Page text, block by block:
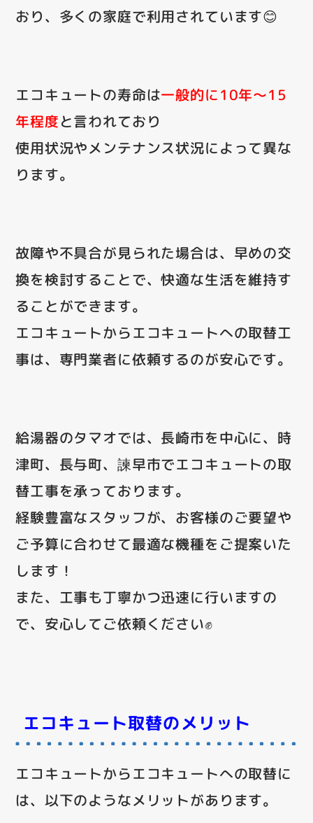
おり、多くの家庭で利用されています😊
エコキュートの寿命は一般的に10年～15
年程度と言われており
使用状況やメンテナンス状況によって異な
ります。
故障や不具合が見られた場合は、早めの交
換を検討することで、快適な生活を維持す
ることができます。
エコキュートからエコキュートへの取替工
事は、専門業者に依頼するのが安心です。
給湯器のタマオでは、長崎市を中心に、時
津町、長与町、諫早市でエコキュートの取
替工事を承っております。
経験豊富なスタッフが、お客様のご要望や
ご予算に合わせて最適な機種をご提案いた
します！
また、工事も丁寧かつ迅速に行いますの
で、安心してご依頼ください✊
エコキュート取替のメリット
エコキュートからエコキュートへの取替に
は、以下のようなメリットがあります。